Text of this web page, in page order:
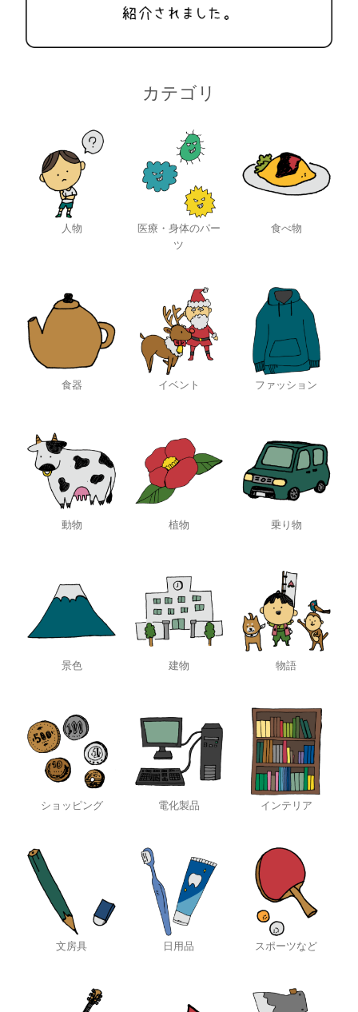
カテゴリ
人物
医療・身体のパー
ツ
食べ物
食器 イベント ファッション
動物 植物 乗り物
景色 建物 物語
ショッピング 電化製品 インテリア
文房具 日用品 スポーツなど